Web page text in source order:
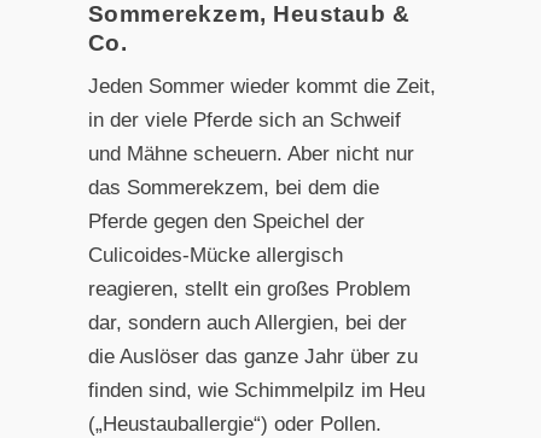
Sommerekzem, Heustaub &
Co.
Jeden Sommer wieder kommt die Zeit,
in der viele Pferde sich an Schweif
und Mähne scheuern. Aber nicht nur
das Sommerekzem, bei dem die
Pferde gegen den Speichel der
Culicoides-Mücke allergisch
reagieren, stellt ein großes Problem
dar, sondern auch Allergien, bei der
die Auslöser das ganze Jahr über zu
finden sind, wie Schimmelpilz im Heu
(„Heustauballergie“) oder Pollen.